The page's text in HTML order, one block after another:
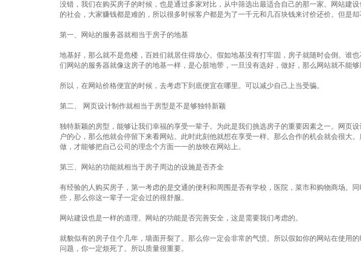
没错，我们在购买房子的时候，也是通过多家对比，从中筛选出最适合自己的那一家。网站建
的社会，大家赚钱都是难的，所以很多时候客户都是为了一千元和几百块钱来讨价还价。但是
第一、网站的服务器就相当于房子的地基
地基好，那么就不是危楼，百姓们就居住得放心。假如地基没有打牢固，房子就随时会倒。谁
们网站的服务器就像这房子的地基一样，是心脏地带，一旦没有选好，做好，那么网站就不能
所以，在网站价格便宜的时候，去考虑下到底便宜在哪里。可以减少自己上当受骗。
第二、 网页设计制作就相当于房型是不是够独特新颖
独特新颖的房型，能够让我们幸福的享受一辈子。为此是我们挑选房子的重要因素之一。网页
户的心，那么他就会停留下来看网站。此时此刻他就想在享受一样。那么合作的机会就会很大
做，才能够把自己公司的理念个方面一一的放映在网站上。
第三、网站的功能就相当于房子周边的设施是否齐全
有经验的人购买房子，第一考虑的是交通的便利和周围是否有学校，医院，菜市和购物商场。
些，那么你这一辈子一定会过的很舒服。
网站建设也是一样的道理。网站的功能是否完善安全，这是需要我们考虑的。
就貌似有的房子住个几年，墙面开裂了。那么你一定会非常的气愤。所以假如你的网站在使用
问题，你一定烦死了。所以质量很重要。